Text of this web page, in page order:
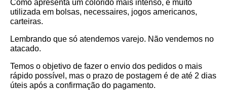
Como apresenta um colorido mais intenso, é muito
utilizada em bolsas, necessaires, jogos americanos,
carteiras.
Lembrando que só atendemos varejo. Não vendemos no
atacado.
Temos o objetivo de fazer o envio dos pedidos o mais
rápido possível, mas o prazo de postagem é de até 2 dias
úteis após a confirmação do pagamento.